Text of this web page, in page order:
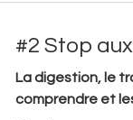
#2 Stop
La digestion, le
comprendre et